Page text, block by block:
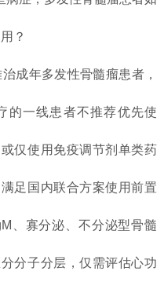
年多发性骨髓瘤患者，
的一线患者不推荐优先使
仅使用免疫调节剂单类药
足国内联合方案使用前置
、寡分泌、不分泌型骨髓
分子分层，仅需评估心功